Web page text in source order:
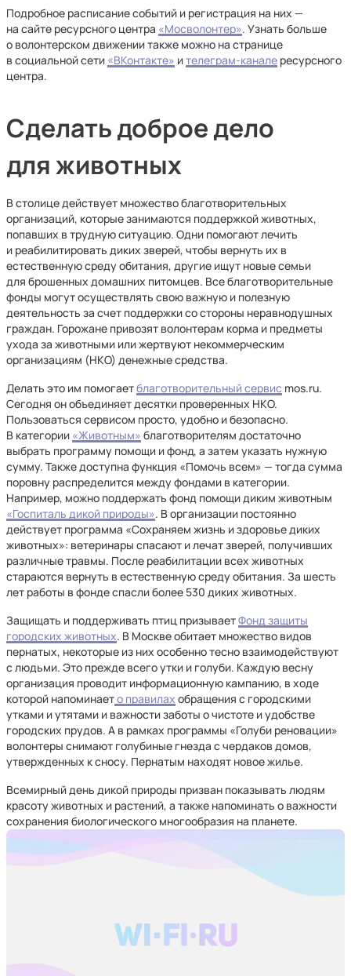
Подробное расписание событий и регистрация на них —
на сайте ресурсного центра «Мосволонтер». Узнать больше
о волонтерском движении также можно на странице
в социальной сети «ВКонтакте» ителеграм-канале ресурсного
центра.
Сделать доброе дело
для животных
В столице действует множество благотворительных
организаций, которые занимаются поддержкой животных,
попавших в трудную ситуацию. Одни помогают лечить
и реабилитировать диких зверей, чтобы вернуть их в
естественную среду обитания, другие ищут новые семьи
для брошенных домашних питомцев. Все благотворительные
фонды могут осуществлять свою важную и полезную
деятельность за счет поддержки со стороны неравнодушных
граждан. Горожане привозят волонтерам корма и предметы
ухода за животными или жертвуют некоммерческим
организациям (НКО) денежные средства.
Делать это им помогаетблаготворительный сервис mos.ru.
Сегодня он объединяет десятки проверенных НКО.
Пользоваться сервисом просто, удобно и безопасно.
В категории «Животным» благотворителям достаточно
выбрать программу помощи и фонд, а затем указать нужную
сумму. Также доступна функция «Помочь всем» — тогда сумма
поровну распределится между фондами в категории.
Например, можно поддержать фонд помощи диким животным
«Госпиталь дикой природы». В организации постоянно
действует программа «Сохраняем жизнь и здоровье диких
животных»: ветеринары спасают и лечат зверей, получивших
различные травмы. После реабилитации всех животных
стараются вернуть в естественную среду обитания. За шесть
лет работы в фонде спасли более 530 диких животных.
Защищать и поддерживать птиц призываетФонд защиты
городских животных. В Москве обитает множество видов
пернатых, некоторые из них особенно тесно взаимодействуют
с людьми. Это прежде всего утки и голуби. Каждую весну
организация проводит информационную кампанию, в ходе
которой напоминаето правилах обращения с городскими
утками и утятами и важности заботы о чистоте и удобстве
городских прудов. А в рамках программы «Голуби реновации»
волонтеры снимают голубиные гнезда с чердаков домов,
утвержденных к сносу. Пернатым находят новое жилье.
Всемирный день дикой природы призван показывать людям
красоту животных и растений, а также напоминать о важности
сохранения биологического многообразия на планете.